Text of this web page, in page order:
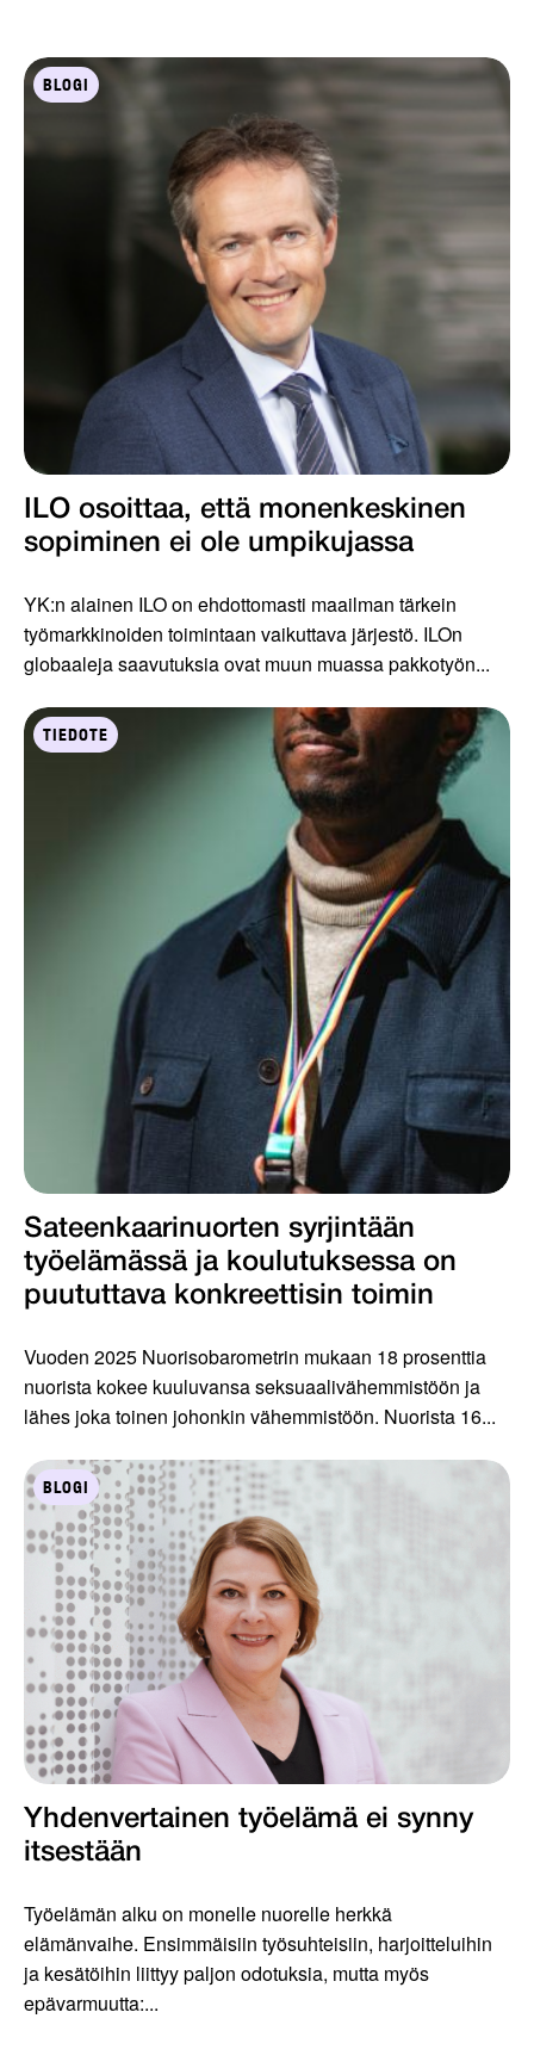
BLOGI
ILO osoittaa, että monenkeskinen
sopiminen ei ole umpikujassa
YK:n alainen ILO on ehdottomasti maailman tärkein
työmarkkinoiden toimintaan vaikuttava järjestö. ILOn
globaaleja saavutuksia ovat muun muassa pakkotyön...
TIEDOTE
Sateenkaarinuorten syrjintään
työelämässä ja koulutuksessa on
puututtava konkreettisin toimin
Vuoden 2025 Nuorisobarometrin mukaan 18 prosenttia
nuorista kokee kuuluvansa seksuaalivähemmistöön ja
lähes joka toinen johonkin vähemmistöön. Nuorista 16...
BLOGI
Yhdenvertainen työelämä ei synny
itsestään
Työelämän alku on monelle nuorelle herkkä
elämänvaihe. Ensimmäisiin työsuhteisiin, harjoitteluihin
ja kesätöihin liittyy paljon odotuksia, mutta myös
epävarmuutta:...